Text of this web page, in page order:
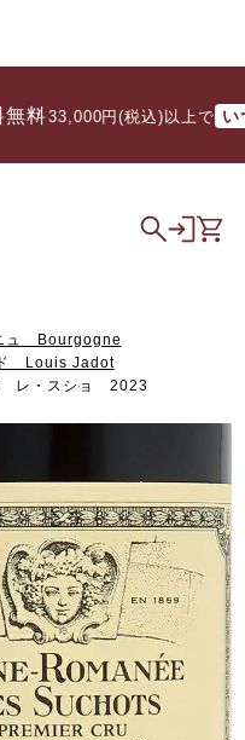
33,000円(税込)以上で いつで
ュ Bourgogne
Louis Jadot
レ・スショ 2023